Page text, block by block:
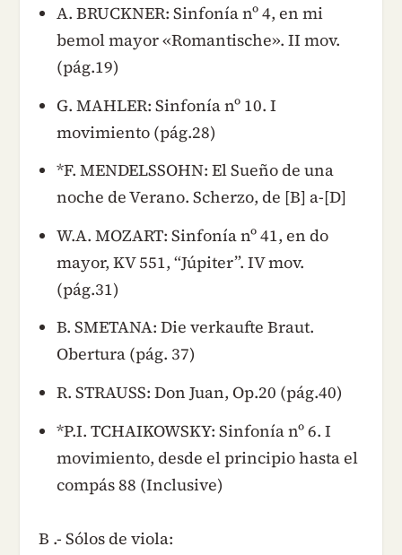
A. BRUCKNER: Sinfonía nº 4, en mi
bemol mayor «Romantische». II mov.
(pág.19)
G. MAHLER: Sinfonía nº 10. I
movimiento (pág.28)
*F. MENDELSSOHN: El Sueño de una
noche de Verano. Scherzo, de [B] a-[D]
W.A. MOZART: Sinfonía nº 41, en do
mayor, KV 551, “Júpiter”. IV mov.
(pág.31)
B. SMETANA: Die verkaufte Braut.
Obertura (pág. 37)
R. STRAUSS: Don Juan, Op.20 (pág.40)
*P.I. TCHAIKOWSKY: Sinfonía nº 6. I
movimiento, desde el principio hasta el
compás 88 (Inclusive)
B .- Sólos de viola: